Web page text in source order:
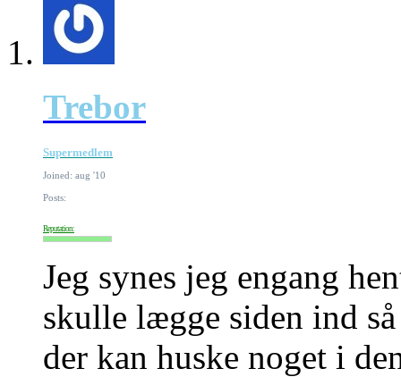
Trebor
Supermedlem
Joined: aug '10
Posts:
Reputation:
Jeg synes jeg engang
skulle lægge siden ind
der kan huske noget i